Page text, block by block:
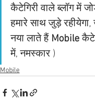
कैटेगिरी वाले ब्लॉग में
हमारे साथ जुड़े
नया लाते हैं Mobile
में, नमस्कार )
Mobile